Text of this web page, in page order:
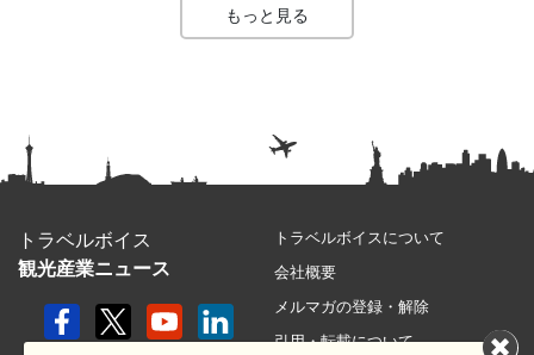
もっと見る
トラベルボイス
観光産業ニュース
トラベルボイスについて
会社概要
メルマガの登録・解除
引用・転載について